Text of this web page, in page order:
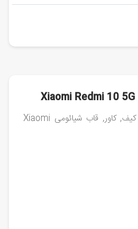
لیست قیمت انواع کیس, گارد, کیف, کاور, قاب شیائومی Xiaomi